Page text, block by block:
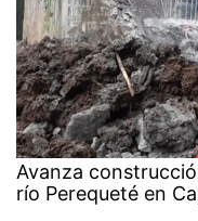
Avanza
río Perequeté en